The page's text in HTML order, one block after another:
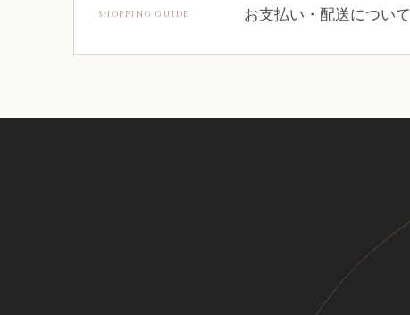
SHOPPING GUIDE お支払い・配送について